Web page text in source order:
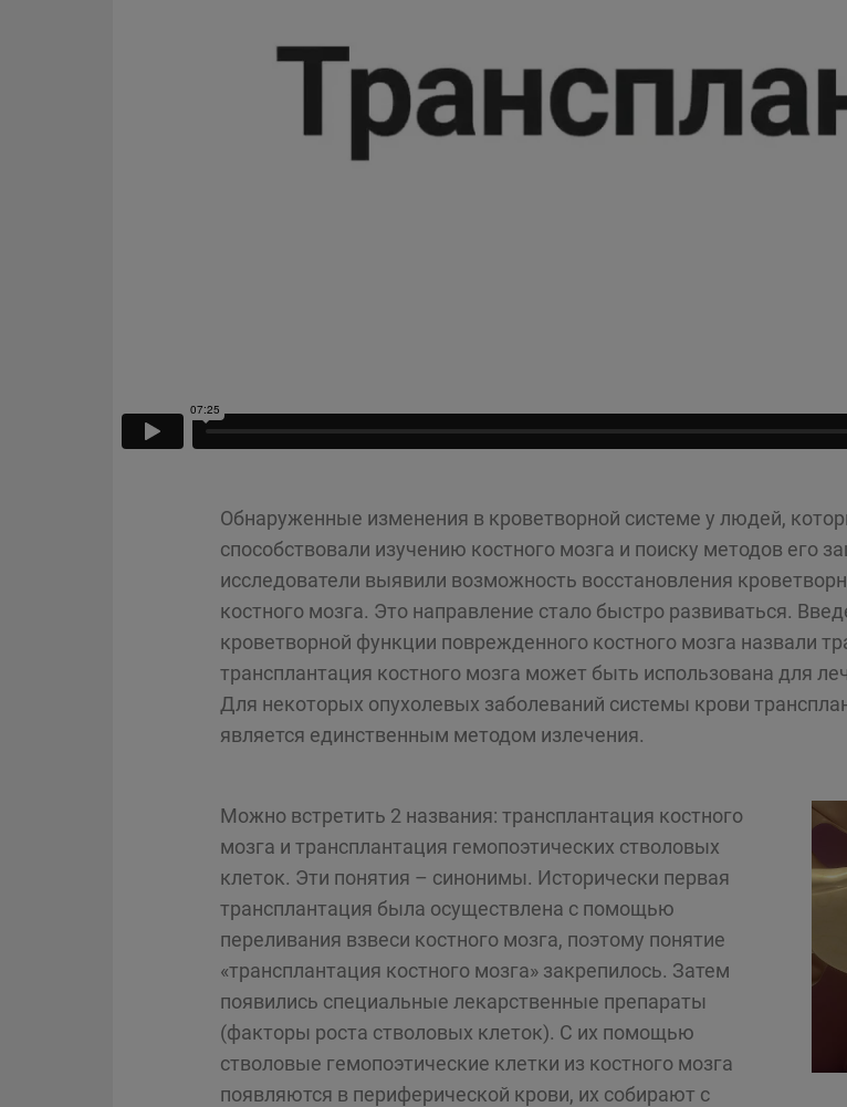
Обнаруженные изменения в кроветворной системе у людей,
способствовали изучению костного мозга и поиску методов его
исследователи выявили возможность восстановления
костного мозга. Это направление стало быстро развиваться.
кроветворной функции поврежденного костного мозга назвали
трансплантация костного мозга может быть использована для
Для некоторых опухолевых заболеваний системы крови
является единственным методом излечения.
Можно встретить 2 названия: трансплантация костного
мозга и трансплантация гемопоэтических стволовых
клеток. Эти понятия – синонимы. Исторически первая
трансплантация была осуществлена с помощью
переливания взвеси костного мозга, поэтому понятие
«трансплантация костного мозга» закрепилось. Затем
появились специальные лекарственные препараты
(факторы роста стволовых клеток). С их помощью
стволовые гемопоэтические клетки из костного мозга
появляются в периферической крови, их собирают с